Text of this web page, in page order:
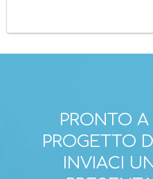
PRONTO
PROGETTO
INVIACI